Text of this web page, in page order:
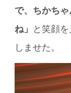
で、ちかち
ね」
と笑顔
しませた。